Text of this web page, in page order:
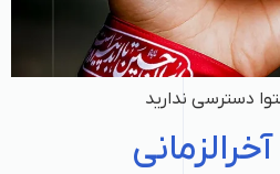
دسترسی ندارید